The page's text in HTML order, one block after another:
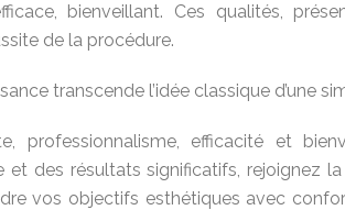
bienveillant. Ces qualités,
de la procédure.
transcende l’idée classique d’une
professionnalisme, efficacité et
et des résultats significatifs, rejoignez
vos objectifs esthétiques avec